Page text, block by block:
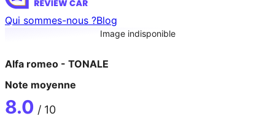
Qui sommes-nous ?Blog
Image indisponible
Alfa romeo - TONALE
Note moyenne
8.0 / 10